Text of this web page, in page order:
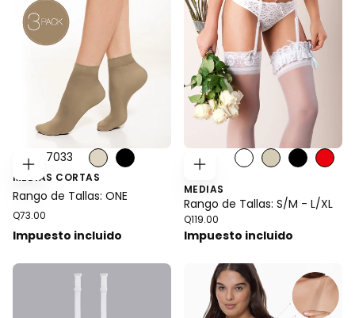
ELEGIR
OPCIONES
Estilo: 7033
MEDIAS CORTAS
Rango de Tallas: ONE
Precio
regular
Q73.00
Impuesto incluido
ELEGIR
Estilo:
7004
MEDIAS
Rango de Tallas: S/M - L/XL
Precio
regular
Q119.00
Impuesto incluido